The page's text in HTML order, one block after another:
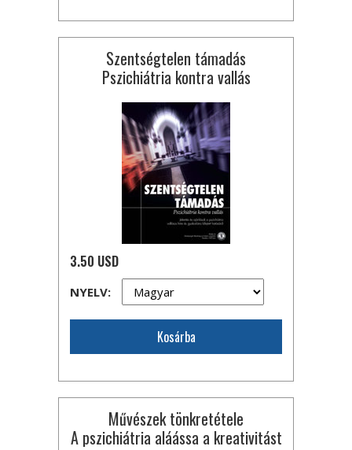
Szentségtelen támadás
Pszichiátria kontra vallás
3.50 USD
NYELV:
Kosárba
Művészek tönkretétele
A pszichiátria aláássa a kreativitást